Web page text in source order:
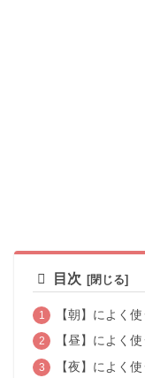
目次
【朝】によく
【昼】によく
【夜】によく